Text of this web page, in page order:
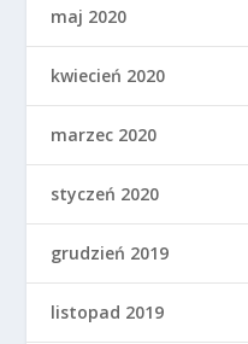
maj 2020
kwiecień 2020
marzec 2020
styczeń 2020
grudzień 2019
listopad 2019